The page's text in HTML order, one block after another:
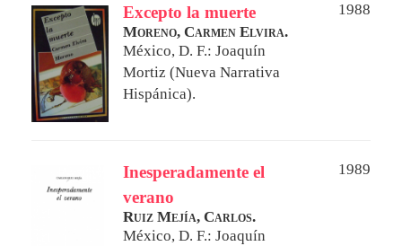
Excepto la muerte
1988
Moreno, Carmen Elvira.
México, D. F.: Joaquín
Mortiz (Nueva Narrativa
Hispánica).
Inesperadamente el
verano
1989
Ruiz Mejía, Carlos.
México, D. F.: Joaquín